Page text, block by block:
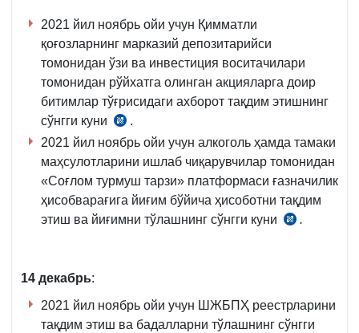
2021 йил ноябрь ойи учун Қимматли
қоғозларнинг марказий депозитарийси
томонидан ўзи ва инвестиция воситачилари
томонидан рўйхатга олинган акцияларга доир
битимлар тўғрисидаги ахборот тақдим этишнинг
сўнгги куни
СК
133-
м.
12-
қ.
.
2021 йил ноябрь ойи учун алкоголь ҳамда тамаки
маҳсулотларини ишлаб чиқарувчилар томонидан
«Соғлом турмуш тарзи» платформаси ғазначилик
ҳисобварағига йиғим бўйича ҳисоботни тақдим
этиш ва йиғимни тўлашнинг сўнгги куни
2-
.
14 декабрь:
2021 йил ноябрь ойи учун ШЖБПҲ реестрларини
тақдим этиш ва бадалларни тўлашнинг сўнгги